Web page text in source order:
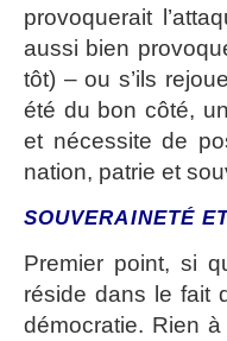
provoquerait
aussi bien
tôt) – ou s’ils
été du bon côté,
et nécessite de
nation, patrie et
SOUVERAINETÉ
Premier point, si
réside dans le fait
démocratie. Rien